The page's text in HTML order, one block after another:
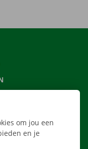
om jou een
en je